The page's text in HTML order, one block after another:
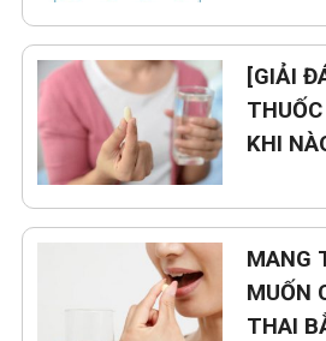
[GIẢI
KHI
MANG
MUỐN
THAI